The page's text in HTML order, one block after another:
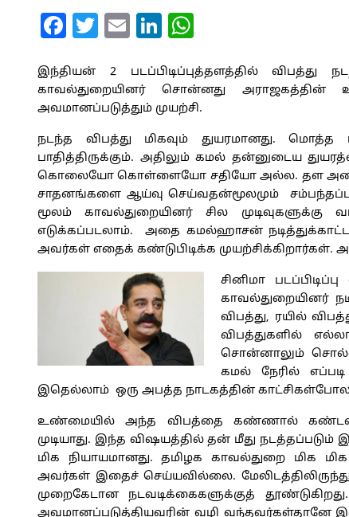
Facebook
Twitter
EmailLinkedIn
இந்தியன் 2 படப்பிடிப்புத்தளத்தில் விபத்து
காவல்துறையினர் சொன்னது அராஜகத்தின்
அவமானப்படுத்தும் முயற்சி.
நடந்த விபத்து மிகவும் துயரமானது. மொத்த
பாதித்திருக்கும். அதிலும் கமல் தன்னுடைய
கொலையோ கொள்ளையோ சதியோ அல்ல. தள
சாதனங்களை ஆய்வு செய்வதன்மூலமும்
மூலம் காவல்துறையினர் சில முடிவுகளுக்கு
எடுக்கப்படலாம். அதை கமல்ஹாசன்
அவர்கள் எதைக் கண்டுபிடிக்க முயற்சிக்கிறார்கள்.
சினிமா
காவல்துறையினர்
விபத்து, ரயில்
விபத்துகளில்
சொன்னாலும்
கமல் நேரில்
இதெல்லாம் ஒரு அபத்த நாடகத்தின்
உண்மையில் அந்த விபத்தை கண்ணால்
முடியாது. இந்த விஷயத்தில் தன் மீது நடத்தப்படும்
மிக நியாயமானது. தமிழக காவல்துறை மிக
அவர்கள் இதைச் செய்யவில்லை.
முறைகேடான நடவடிக்கைகளுக்குத்
அவமானப்படுத்தியவரின் வழி வந்தவர்கள்தானே